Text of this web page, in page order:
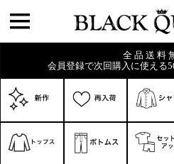
全 品 送 料
会員登録で次回購入に使える